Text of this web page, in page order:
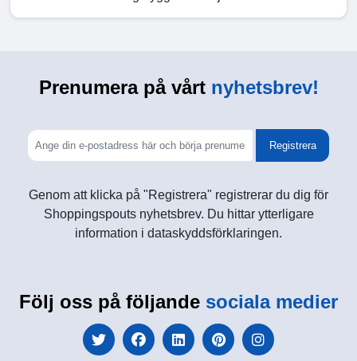
Prenumera på vårtnyhetsbrev!
Registrera
Genom att klicka på "Registrera" registrerar du dig för
Shoppingspouts nyhetsbrev. Du hittar ytterligare
information i dataskyddsförklaringen.
Följ oss på följande sociala medier